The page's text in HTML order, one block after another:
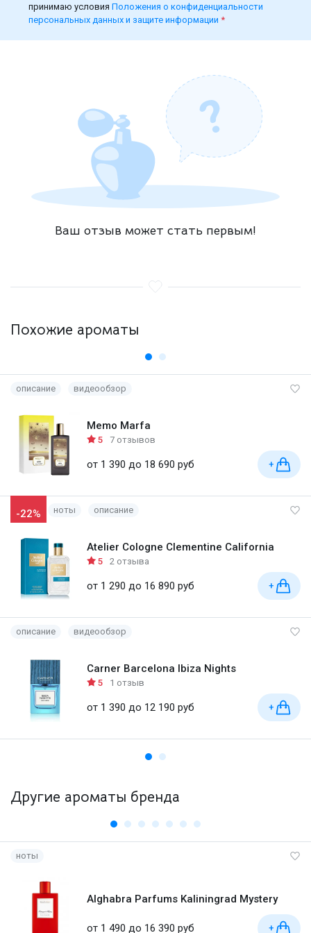
принимаю условия Положения о конфиденциальности
персональных данных и защите информации *
Ваш отзыв может стать первым!
Похожие ароматы
описание видеообзор
Memo Marfa
5 7 отзывов
от 1 390 до 18 690 руб +
-22% ноты описание
Atelier Cologne Clementine California
5 2 отзыва
от 1 290 до 16 890 руб +
описание видеообзор
Carner Barcelona Ibiza Nights
5 1 отзыв
от 1 390 до 12 190 руб +
Другие ароматы бренда
ноты
Alghabra Parfums Kaliningrad Mystery
от 1 490 до 16 390 руб +